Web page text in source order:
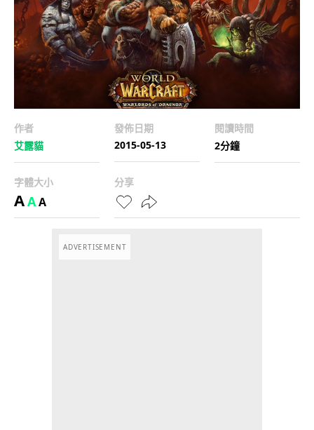
作者
艾露貓
發佈日期
2015-05-13
閱讀時間
2分鐘
字體大小
AAA
分享
ADVERTISEMENT